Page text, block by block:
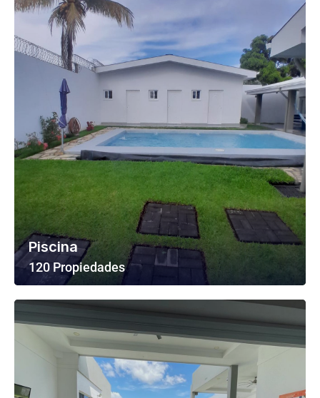
Piscina
120 Propiedades
Ver Todas Las Propiedades